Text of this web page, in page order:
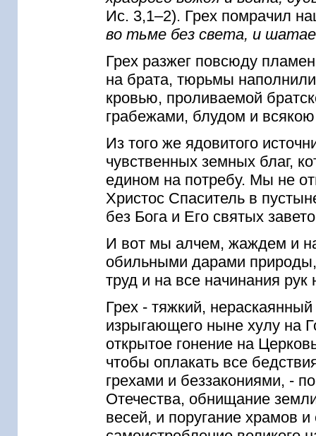
Ис. 3,1–2). Грех помрачил
во тьме без света, и
Грех разжег повсюду
на брата, тюрьмы
кровью, проливаемой
грабежами, блудом и
Из того же ядовитого
чувственных земных благ,
едином на потребу. Мы не
Христос Спаситель в
без Бога и Его святых
И вот мы алчем, жаждем и
обильными дарами
труд и на все начинания рук
Грех - тяжкий,
изрыгающего ныне хулу на
открытое гонение на
чтобы оплакать все
грехами и беззакониями, -
Отечества, обнищание
весей, и поругание храмов